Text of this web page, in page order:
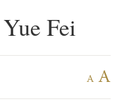
Fei
A A